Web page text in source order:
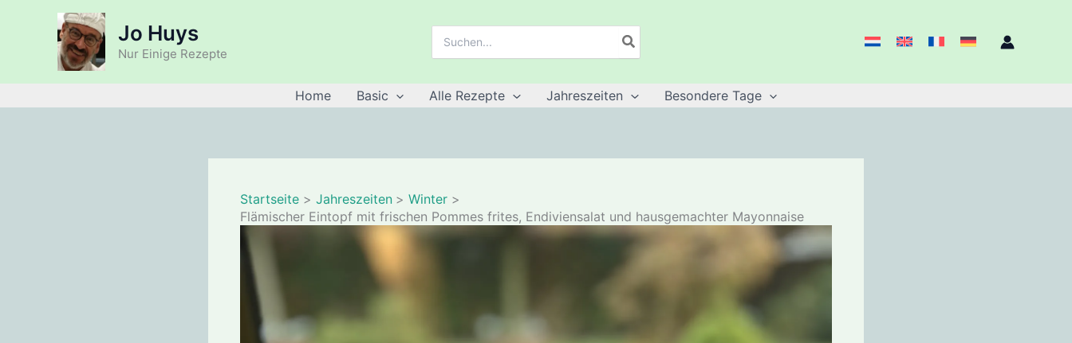
Jo Huys
Nur Einige Rezepte
nach:
Home Basic Alle Rezepte Jahreszeiten Besondere Tage
Startseite Jahreszeiten
Winter
Flämischer Eintopf mit frischen Pommes frites, Endiviensalat und hausgemachter Mayonnaise